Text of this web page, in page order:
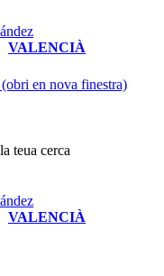
VALENCIÀ
en nova finestra)
teua cerca
VALENCIÀ